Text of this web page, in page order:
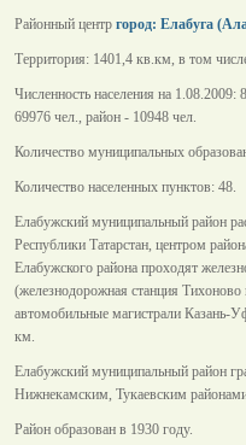
Районный центр город: Елабуга
Территория: 1401,4 кв.км, в том
Численность населения на
69976 чел., район - 10948 чел.
Количество муниципальных
Количество населенных пунктов: 48.
Елабужский муниципальный район
Республики Татарстан, центром
Елабужского района проходят
(железнодорожная станция
автомобильные магистрали Казань-
км.
Елабужский муниципальный район
Нижнекамским, Тукаевским
Район образован в 1930 году.